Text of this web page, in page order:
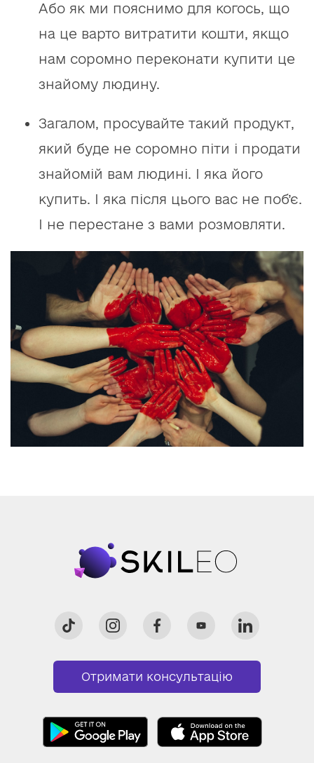
Або як ми пояснимо для когось, що
на це варто витратити кошти, якщо
нам соромно переконати купити це
знайому людину.
Загалом, просувайте такий продукт,
який буде не соромно піти і продати
знайомій вам людині. І яка його
купить. І яка після цього вас не поб’є.
І не перестане з вами розмовляти.
Отримати консультацію